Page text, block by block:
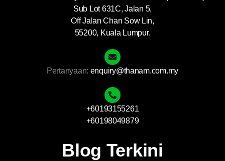
Sub Lot 631C, Jalan 5,
Off Jalan Chan Sow Lin,
55200, Kuala Lumpur.
Pertanyaan: enquiry@thanam.com.my
+60193155261
+60198049879
Blog Terkini